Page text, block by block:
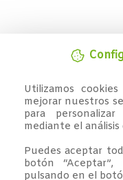
Utilizamos
mejorar nuestros
para
mediante el análisis
Puedes aceptar
botón
pulsando en el